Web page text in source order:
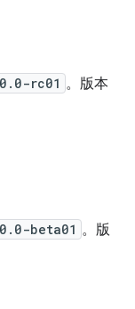
rc01 。版本
beta01 。版